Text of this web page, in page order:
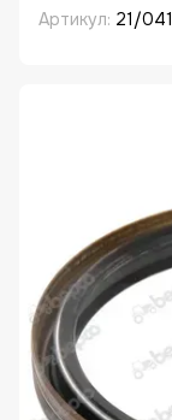
Артикул: 21/